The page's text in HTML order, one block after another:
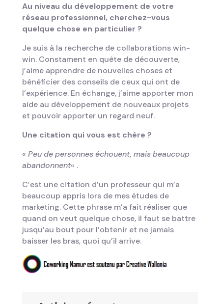
Au niveau du développement de votre
réseau professionnel, cherchez-vous
quelque chose en particulier ?
Je suis à la recherche de collaborations win-
win. Constament en quête de découverte,
j’aime apprendre de nouvelles choses et
bénéficier des conseils de ceux qui ont de
l’expérience. En échange, j’aime apporter mon
aide au développement de nouveaux projets
et pouvoir apporter un regard neuf.
Une citation qui vous est chère ?
« Peu de personnes échouent, mais beaucoup
abandonnent« .
C’est une citation d’un professeur qui m’a
beaucoup appris lors de mes études de
marketing. Cette phrase m’a fait réaliser que
quand on veut quelque chose, il faut se battre
jusqu’au bout pour l’obtenir et ne jamais
baisser les bras, quoi qu’il arrive.